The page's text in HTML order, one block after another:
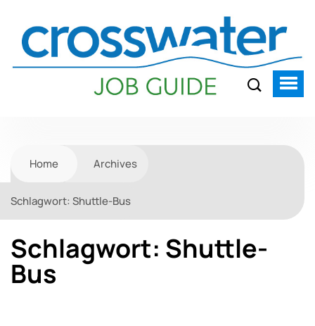
Home Archives
Schlagwort: Shuttle-Bus
Schlagwort: Shuttle-
Bus